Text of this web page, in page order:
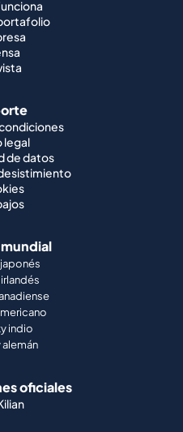
legal
de datos
indio
alemán
oficiales